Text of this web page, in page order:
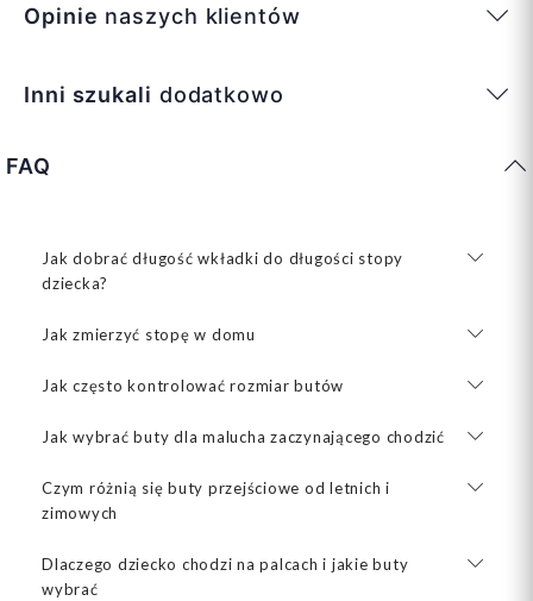
Opinie naszych klientów
Inni szukali dodatkowo
FAQ
Jak dobrać długość wkładki do długości stopy
dziecka?
Jak zmierzyć stopę w domu
Jak często kontrolować rozmiar butów
Jak wybrać buty dla malucha zaczynającego chodzić
Czym różnią się buty przejściowe od letnich i
zimowych
Dlaczego dziecko chodzi na palcach i jakie buty
wybrać